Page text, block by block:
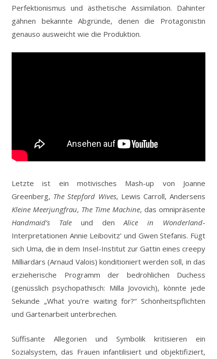
Perfektionismus und ästhetische Assimilation. Dahinter
gähnen bekannte Abgründe, denen die Protagonistin
genauso ausweicht wie die Produktion.
Letzte ist ein motivisches Mash-up von Joanne
Greenberg, The Stepford Wives, Lewis Carroll, Andersens
Kleine Meerjungfrau, The Time Machine, das omnipräsente
Handmaid’s Taleund denAlice in Wonderland-
Interpretationen Annie Leibovitz’ und Gwen Stefanis. Fügt
sich Uma, die in dem Insel-Institut zur Gattin eines creepy
Milliardärs (Arnaud Valois) konditioniert werden soll, in das
erzieherische Programm der bedrohlichen Duchess
(genüsslich psychopathisch: Milla Jovovich), könnte jede
Sekunde „What you’re waiting for?“ Schönheitspflichten
und Gartenarbeit unterbrechen.
Süffisante Allegorien und Symbolik kritisieren ein
Sozialsystem, das Frauen infantilisiert und objektifiziert,